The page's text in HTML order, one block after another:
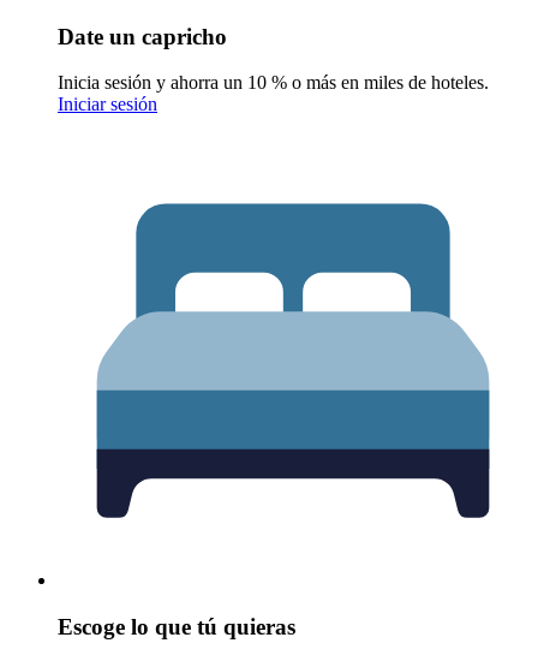
Date un capricho
Inicia sesión y ahorra un 10 % o más en miles de hoteles.
Iniciar sesión
Escoge lo que tú quieras